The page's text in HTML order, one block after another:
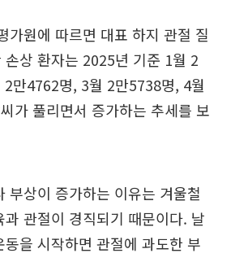
가원에 따르면 대표 하지 관절 질
손상 환자는 2025년 기준 1월 2
만4762명, 3월 2만5738명, 4월
가 풀리면서 증가하는 추세를 보
부상이 증가하는 이유는 겨울철
관절이 경직되기 때문이다. 날
을 시작하면 관절에 과도한 부